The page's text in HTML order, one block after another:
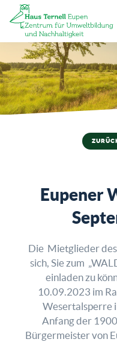
Eupener
Die Mietglieder
sich, Sie zum
einladen zu
10.09.2023 im
Wesertalsperre
Anfang der
Bürgermeister von